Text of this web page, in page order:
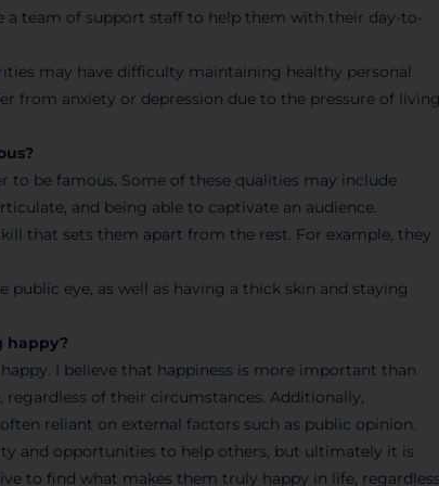
a team of support staff to help them with their day-to-
may have difficulty maintaining healthy personal
from anxiety or depression due to the pressure of
to be famous. Some of these qualities may include
and being able to captivate an audience.
that sets them apart from the rest. For example, they
eye, as well as having a thick skin and staying
happy?
I believe that happiness is more important than
of their circumstances. Additionally,
reliant on external factors such as public opinion.
and opportunities to help others, but ultimately it is
to find what makes them truly happy in life,